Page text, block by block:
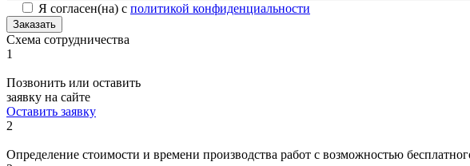
Я согласен(на) с политикой конфиденциальности
Заказать
Схема сотрудничества
1
Позвонить или оставить
заявку на сайте
Оставить заявку
2
Определение стоимости и времени производства работ с возможностью